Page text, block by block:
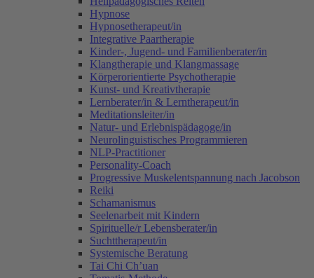
Hypnose
Hypnosetherapeut/in
Integrative Paartherapie
Kinder-, Jugend- und Familienberater/in
Klangtherapie und Klangmassage
Körperorientierte Psychotherapie
Kunst- und Kreativtherapie
Lernberater/in & Lerntherapeut/in
Meditationsleiter/in
Natur- und Erlebnispädagoge/in
Neurolinguistisches Programmieren
NLP-Practitioner
Personality-Coach
Progressive Muskelentspannung nach Jacobson
Reiki
Schamanismus
Seelenarbeit mit Kindern
Spirituelle/r Lebensberater/in
Suchttherapeut/in
Systemische Beratung
Tai Chi Ch’uan